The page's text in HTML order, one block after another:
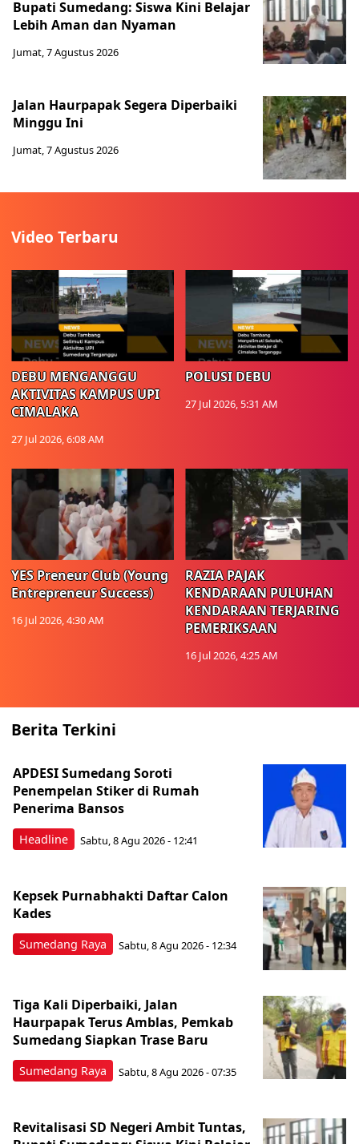
Bupati Sumedang: Siswa Kini Belajar
Lebih Aman dan Nyaman
Jumat, 7 Agustus 2026
Jalan Haurpapak Segera Diperbaiki
Minggu Ini
Jumat, 7 Agustus 2026
Video Terbaru
DEBU MENGANGGU
AKTIVITAS KAMPUS UPI
CIMALAKA
27 Jul 2026, 6:08 AM
POLUSI DEBU
27 Jul 2026, 5:31 AM
YES Preneur Club (Young
Entrepreneur Success)
16 Jul 2026, 4:30 AM
RAZIA PAJAK
KENDARAAN PULUHAN
KENDARAAN TERJARING
PEMERIKSAAN
16 Jul 2026, 4:25 AM
Berita Terkini
Headline
APDESI Sumedang Soroti
Penempelan Stiker di Rumah
Penerima Bansos
Sabtu, 8 Agu 2026 - 12:41
Sumedang Raya
Kepsek Purnabhakti Daftar Calon
Kades
Sabtu, 8 Agu 2026 - 12:34
Sumedang Raya
Tiga Kali Diperbaiki, Jalan
Haurpapak Terus Amblas, Pemkab
Sumedang Siapkan Trase Baru
Sabtu, 8 Agu 2026 - 07:35
Revitalisasi SD Negeri Ambit Tuntas,